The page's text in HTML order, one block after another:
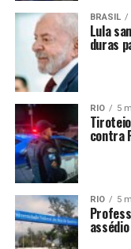
BRASIL
Lula
duras
RIO 5
contra
RIO 5